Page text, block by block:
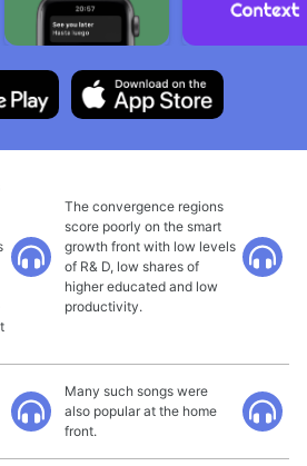
The convergence regions
score poorly on the smart
growth front with low levels
of R& D, low shares of
higher educated and low
productivity.
Many such songs were
also popular at the home
front.